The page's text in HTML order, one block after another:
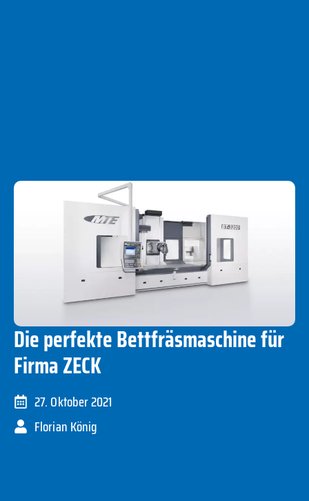
Die perfekte Bettfräsmaschine für
Firma ZECK
27. Oktober 2021
Florian König